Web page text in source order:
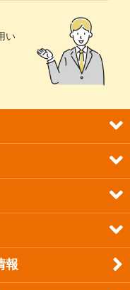
い
報